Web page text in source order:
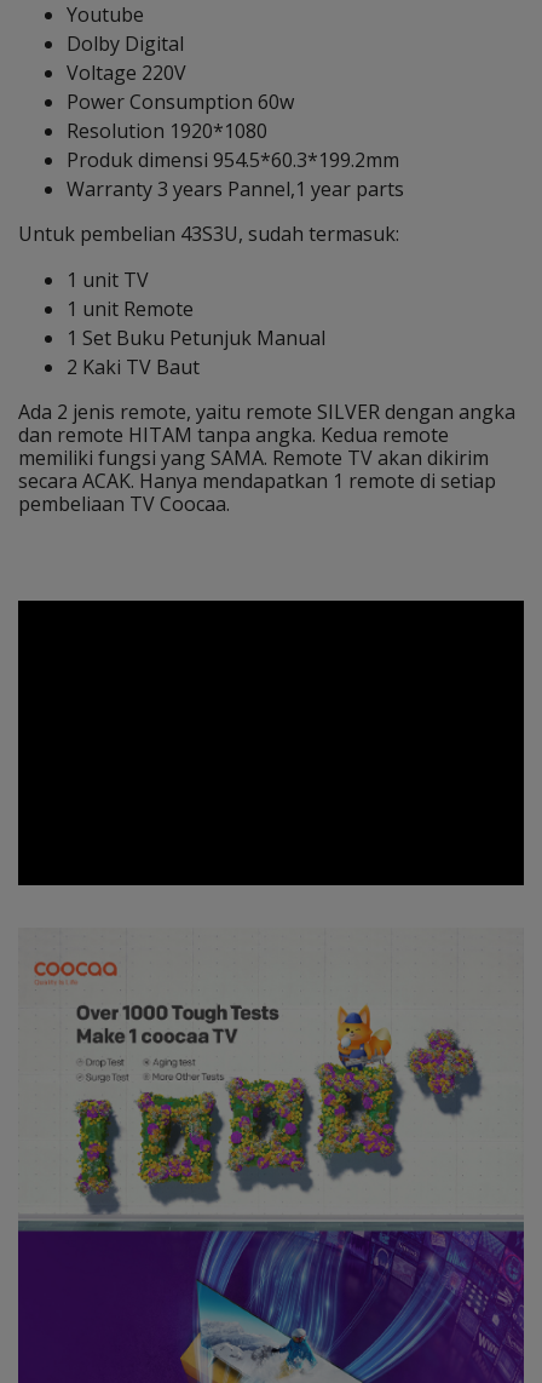
Youtube
Dolby Digital
Voltage 220V
Power Consumption 60w
Resolution 1920*1080
Produk dimensi 954.5*60.3*199.2mm
Warranty 3 years Pannel,1 year parts
Untuk pembelian 43S3U, sudah termasuk:
1 unit TV
1 unit Remote
1 Set Buku Petunjuk Manual
2 Kaki TV Baut
Ada 2 jenis remote, yaitu remote SILVER dengan angka
dan remote HITAM tanpa angka. Kedua remote
memiliki fungsi yang SAMA. Remote TV akan dikirim
secara ACAK. Hanya mendapatkan 1 remote di setiap
pembeliaan TV Coocaa.